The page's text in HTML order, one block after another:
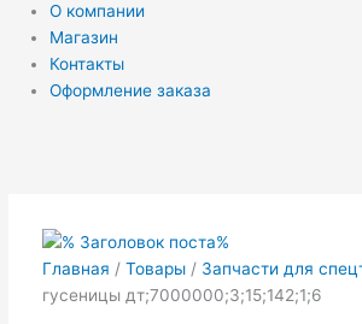
О компании
Магазин
Контакты
Оформление заказа
Главная / Товары/ Запчасти для
гусеницы дт;7000000;3;15;142;1;6